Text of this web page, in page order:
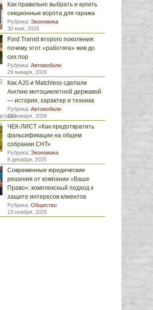
Как правильно выбрать и купить
секционные ворота для гаража
Рубрика: Экономика
30 мая, 2026
Ford Transit второго поколения:
почему этот «работяга» жив до
сих пор
Рубрика: Автомобили
29 января, 2026
Как AJS и Matchless сделали
Англию мотоциклетной державой
— история, характер и техника
Рубрика: Автомобили
29 января, 2026
ЧЕК-ЛИСТ «Как предотвратить
фальсификации на общем
собрании СНТ»
Рубрика: Экономика
8 декабря, 2025
Современные юридические
решения от компании «Ваше
Право»: комплексный подход к
защите интересов клиентов
Рубрика: Общество
13 ноября, 2025